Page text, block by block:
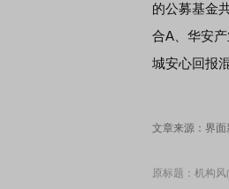
的公募基金
合A、华安
城安心回报
文章来源：界面
原标题：机构